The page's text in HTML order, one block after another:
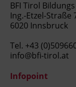
BFI Tirol
Ing.-Etzel-Straße
6020 Innsbruck
Tel. +43
info@bfi-tirol.at
Infopoint